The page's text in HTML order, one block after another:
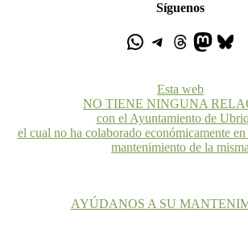
Síguenos
Esta web
NO TIENE NINGUNA
con el Ayuntamiento de
el cual no ha colaborado económicamente
mantenimiento de la
AYÚDANOS A SU